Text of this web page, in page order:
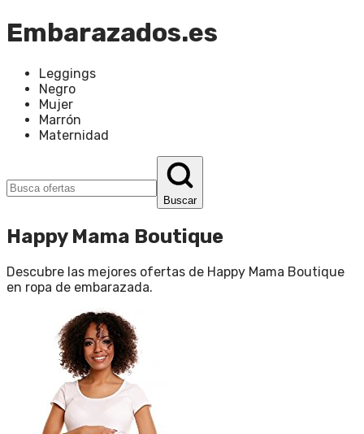
Embarazados.es
Leggings
Negro
Mujer
Marrón
Maternidad
Buscar
Happy Mama Boutique
Descubre las mejores ofertas de Happy Mama Boutique
en ropa de embarazada.